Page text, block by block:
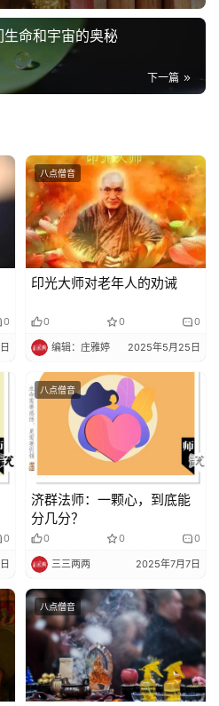
命和宇宙的奥秘
下一篇
0
八点僧音
印光大师对老年人的劝诫
0 0 0
编辑：庄雅婷 2025年5月25日
0
八点僧音
济群法师：一颗心，到底能
分几分？
0 0 0
三三两两 2025年7月7日
八点僧音